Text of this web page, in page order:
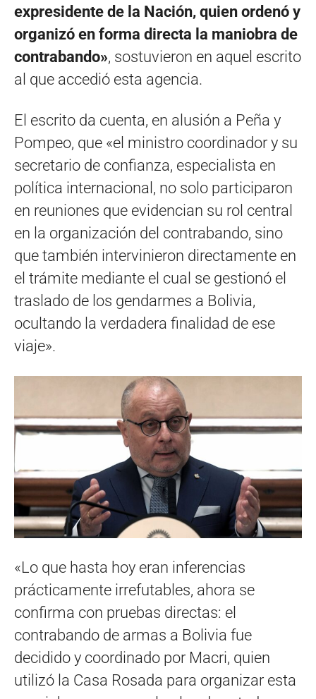
expresidente de la Nación, quien ordenó y
organizó en forma directa la maniobra de
contrabando», sostuvieron en aquel escrito
al que accedió esta agencia.
El escrito da cuenta, en alusión a Peña y
Pompeo, que «el ministro coordinador y su
secretario de confianza, especialista en
política internacional, no solo participaron
en reuniones que evidencian su rol central
en la organización del contrabando, sino
que también intervinieron directamente en
el trámite mediante el cual se gestionó el
traslado de los gendarmes a Bolivia,
ocultando la verdadera finalidad de ese
viaje».
«Lo que hasta hoy eran inferencias
prácticamente irrefutables, ahora se
confirma con pruebas directas: el
contrabando de armas a Bolivia fue
decidido y coordinado por Macri, quien
utilizó la Casa Rosada para organizar esta